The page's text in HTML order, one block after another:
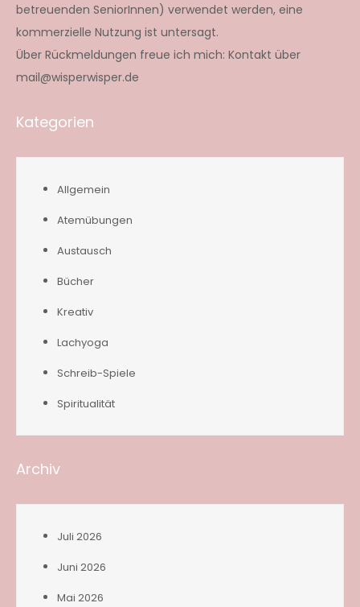
betreuenden SeniorInnen) verwendet werden, eine
kommerzielle Nutzung ist untersagt.
Über Rückmeldungen freue ich mich: Kontakt über
mail@wisperwisper.de
Kategorien
Allgemein
Atemübungen
Austausch
Bücher
Kreativ
Lachyoga
Schreib-Spiele
Spiritualität
Archiv
Juli 2026
Juni 2026
Mai 2026